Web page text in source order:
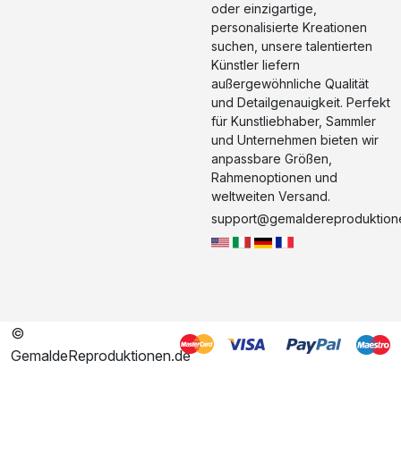
oder einzigartige,
personalisierte Kreationen
suchen, unsere talentierten
Künstler liefern
außergewöhnliche Qualität
und Detailgenauigkeit. Perfekt
für Kunstliebhaber, Sammler
und Unternehmen bieten wir
anpassbare Größen,
Rahmenoptionen und
weltweiten Versand.
©
GemaldeReproduktionen.de